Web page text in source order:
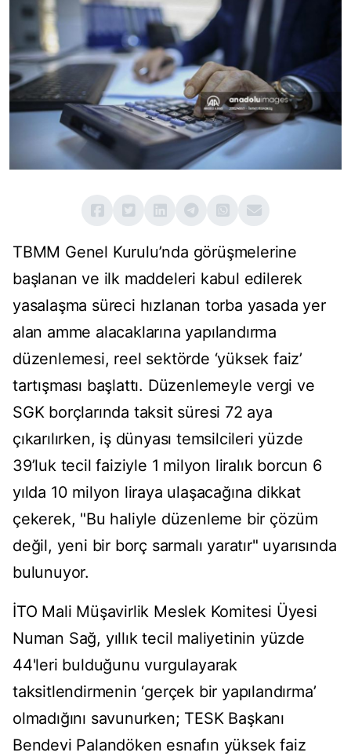
TBMM Genel Kurulu’nda görüşmelerine
başlanan ve ilk maddeleri kabul edilerek
yasalaşma süreci hızlanan torba yasada yer
alan amme alacaklarına yapılandırma
düzenlemesi, reel sektörde ‘yüksek faiz’
tartışması başlattı. Düzenlemeyle vergi ve
SGK borçlarında taksit süresi 72 aya
çıkarılırken, iş dünyası temsilcileri yüzde
39’luk tecil faiziyle 1 milyon liralık borcun 6
yılda 10 milyon liraya ulaşacağına dikkat
çekerek, "Bu haliyle düzenleme bir çözüm
değil, yeni bir borç sarmalı yaratır" uyarısında
bulunuyor.
İTO Mali Müşavirlik Meslek Komitesi Üyesi
Numan Sağ, yıllık tecil maliyetinin yüzde
44'leri bulduğunu vurgulayarak
taksitlendirmenin ‘gerçek bir yapılandırma’
olmadığını savunurken; TESK Başkanı
Bendevi Palandöken esnafın yüksek faiz